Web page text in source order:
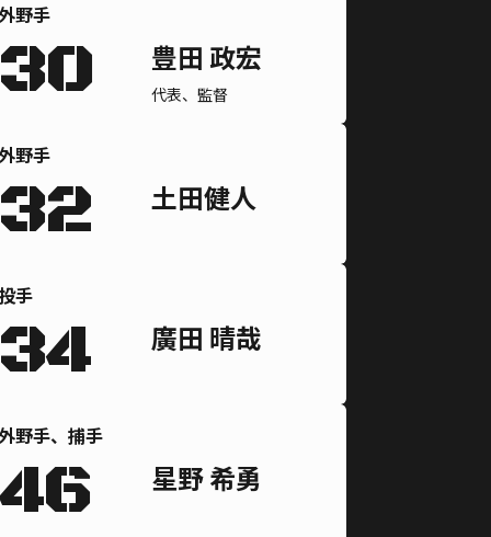
野手
豊田 政宏
代表、監督
野手
土田健人
手
廣田 晴哉
野手、捕手
星野 希勇